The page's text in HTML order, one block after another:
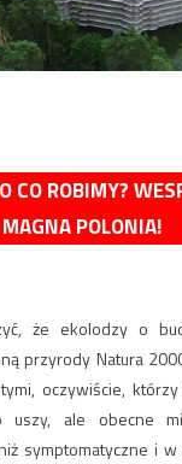
CO ROBIMY?
MAGNA POLONIA!
że ekolodzy o
przyrody Natura
oczywiście,
uszy, ale obecne
symptomatyczne i